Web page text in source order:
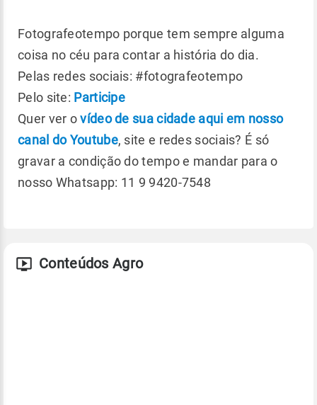
Fotografeotempo porque tem sempre alguma
coisa no céu para contar a história do dia.
Pelas redes sociais: #fotografeotempo
Pelo site: Participe
Quer ver ovídeo de sua cidade aqui em nosso
canal do Youtube, site e redes sociais? É só
gravar a condição do tempo e mandar para o
nosso Whatsapp: 11 9 9420-7548
Conteúdos Agro